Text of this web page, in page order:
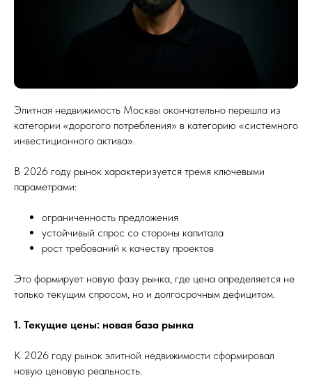
Элитная недвижимость Москвы окончательно перешла из
категории «дорогого потребления» в категорию «системного
инвестиционного актива».
В 2026 году рынок характеризуется тремя ключевыми
параметрами:
ограниченность предложения
устойчивый спрос со стороны капитала
рост требований к качеству проектов
Это формирует новую фазу рынка, где цена определяется не
только текущим спросом, но и долгосрочным дефицитом.
1. Текущие цены: новая база рынка
К 2026 году рынок элитной недвижимости сформировал
новую ценовую реальность.